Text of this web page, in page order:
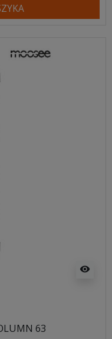
visibility
63